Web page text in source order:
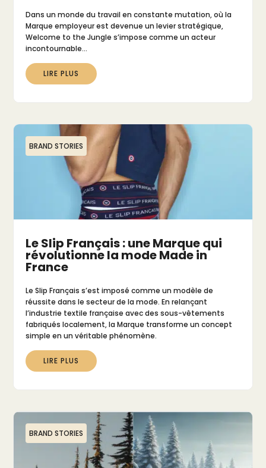
Dans un monde du travail en constante mutation, où la
Marque employeur est devenue un levier stratégique,
Welcome to the Jungle s’impose comme un acteur
incontournable…
LIRE PLUS
BRAND STORIES
Le Slip Français : une Marque qui
révolutionne la mode Made in
France
Le Slip Français s’est imposé comme un modèle de
réussite dans le secteur de la mode. En relançant
l’industrie textile française avec des sous-vêtements
fabriqués localement, la Marque transforme un concept
simple en un véritable phénomène.
LIRE PLUS
BRAND STORIES